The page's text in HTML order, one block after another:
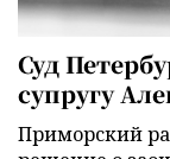
Суд
супругу
Приморский